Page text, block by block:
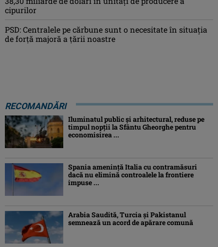
cipurilor
PSD: Centralele pe cărbune sunt o necesitate în situaţia
de forţă majoră a ţării noastre
RECOMANDĂRI
Iluminatul public şi arhitectural, reduse pe
timpul nopţii la Sfântu Gheorghe pentru
economisirea ...
Spania ameninţă Italia cu contramăsuri
dacă nu elimină controalele la frontiere
impuse ...
Arabia Saudită, Turcia şi Pakistanul
semnează un acord de apărare comună